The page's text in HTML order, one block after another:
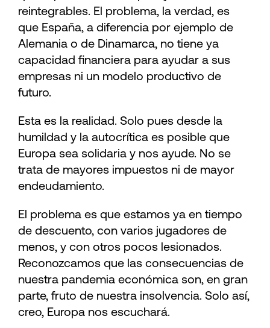
reintegrables. El problema, la verdad, es
que España, a diferencia por ejemplo de
Alemania o de Dinamarca, no tiene ya
capacidad financiera para ayudar a sus
empresas ni un modelo productivo de
futuro.
Esta es la realidad. Solo pues desde la
humildad y la autocrítica es posible que
Europa sea solidaria y nos ayude. No se
trata de mayores impuestos ni de mayor
endeudamiento.
El problema es que estamos ya en tiempo
de descuento, con varios jugadores de
menos, y con otros pocos lesionados.
Reconozcamos que las consecuencias de
nuestra pandemia económica son, en gran
parte, fruto de nuestra insolvencia. Solo así,
creo, Europa nos escuchará.